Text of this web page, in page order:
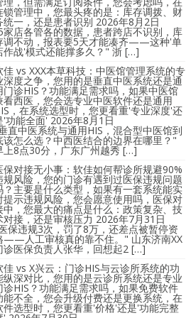
锁管理中，您最头疼的是：库存调拨、财
统一，还是患者识别 2026年8月2日
家店各管各的数据，患者跨店不识别，库
调不动，报表要5天才能凑齐——这种'单
作战'模式还能撑多久？" 浙 […]
佳 vs XXX本草科技：中医馆管理系统的专
深度之争，您用的是垂直中医系统还是通
门诊HIS？功能满足需求吗，如果中医馆
看西医，您会选专业中医软件还是通用
，在系统选型时，您更看重'专业深度'还
'功能全面' 2026年8月1日
直中医系统与通用HIS，混合型中医馆到
该怎么选？中西医结合的边界在哪里？"
上8点30分，广东广州越秀 […]
保对接无小事：软佳如何帮诊所规避90%
规风险，您的门诊有遇到过医保违规问题
？主要是什么类型，如果有一套系统能实
提示违规风险，您会愿意使用吗，医保对
中，您最大的痛点是什么：政策复杂、技
对接，还是审核压力 2026年7月31日
保违规3次，罚了8万，还差点被暂停资
——人工审核真的靠不住。" 山东济南XX
诊医保负责人张华，回想起2 […]
佳 vs X兴云：门诊HIS与云诊所系统的功
纵深对比，您用的是云诊所系统还是专业
诊HIS？功能满足需求吗，如果免费软件
能不全，您会升级付费还是更换系统，在
件选型时，您更看重'价格'还是'功能完整